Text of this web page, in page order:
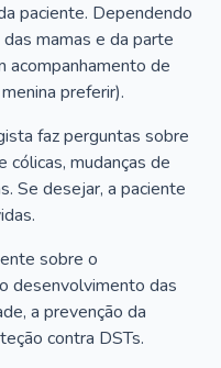
paciente. Dependendo
mamas e da parte
acompanhamento de
preferir).
faz perguntas sobre
cólicas, mudanças de
Se desejar, a paciente
sobre o
desenvolvimento das
a prevenção da
contra DSTs.